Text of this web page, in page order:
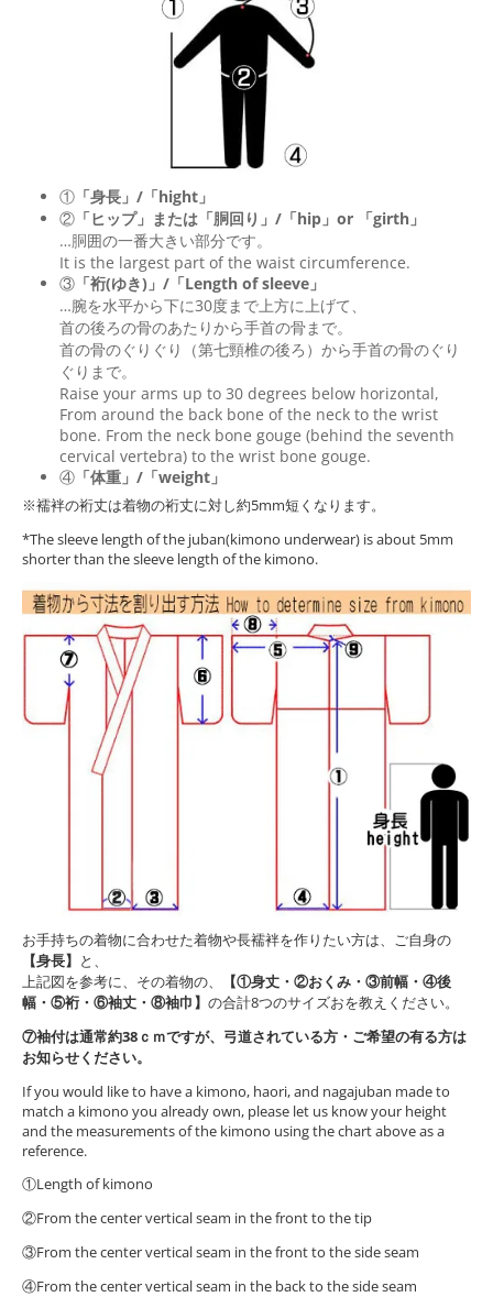
① 「身長」/「hight」
② 「ヒップ」または「胴回り」/「hip 」or 「girth 」
…胴囲の一番大きい部分です。
It is the largest part of the waist circumference.
③ 「裄(ゆき)」/「Length of sleeve」
…腕を水平から下に30度まで上方に上げて、
首の後ろの骨のあたりから手首の骨まで。
首の骨のぐりぐり（第七頸椎の後ろ）から手首の骨のぐり
ぐりまで。
Raise your arms up to 30 degrees below horizontal,
From around the back bone of the neck to the wrist
bone. From the neck bone gouge (behind the seventh
cervical vertebra) to the wrist bone gouge.
④ 「体重」/「weight」
※襦袢の裄丈は着物の裄丈に対し約5mm短くなります。
*The sleeve length of the juban(kimono underwear) is about 5mm
shorter than the sleeve length of the kimono.
お手持ちの着物に合わせた着物や長襦袢を作りたい方は、ご自身の
【身長】 と、
上記図を参考に、その着物の、
【①身丈・②おくみ・③前幅・④後
幅・⑤裄・⑥袖丈・⑧袖巾】 の合計8つのサイズおを教えください。
⑦袖付は通常約38ｃｍですが、弓道されている方・ご希望の有る方は
お知らせください。
If you would like to have a kimono, haori, and nagajuban made to
match a kimono you already own, please let us know your height
and the measurements of the kimono using the chart above as a
reference.
①Length of kimono
②From the center vertical seam in the front to the tip
③From the center vertical seam in the front to the side seam
④From the center vertical seam in the back to the side seam